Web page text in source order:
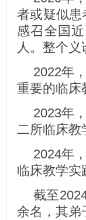
者或疑似患
感召全国
人。整个义
2022年
重要的临床
2023年
二所临床教
2024年
临床教学实
截至
余名，其弟